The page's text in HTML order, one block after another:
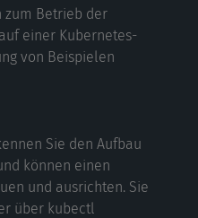
zum Betrieb der
einer Kubernetes-
von Beispielen
Sie den Aufbau
können einen
und ausrichten. Sie
über kubectl